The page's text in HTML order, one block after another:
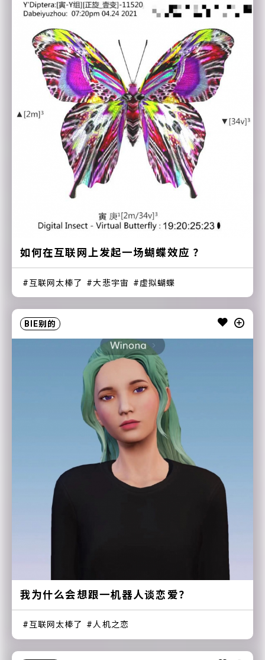
如何在互联网上发起一场蝴蝶效应 ？
互联网太棒了 大悲宇宙 虚拟蝴蝶
BIE别的
我为什么会想跟一机器人谈恋爱？
互联网太棒了 人机之恋